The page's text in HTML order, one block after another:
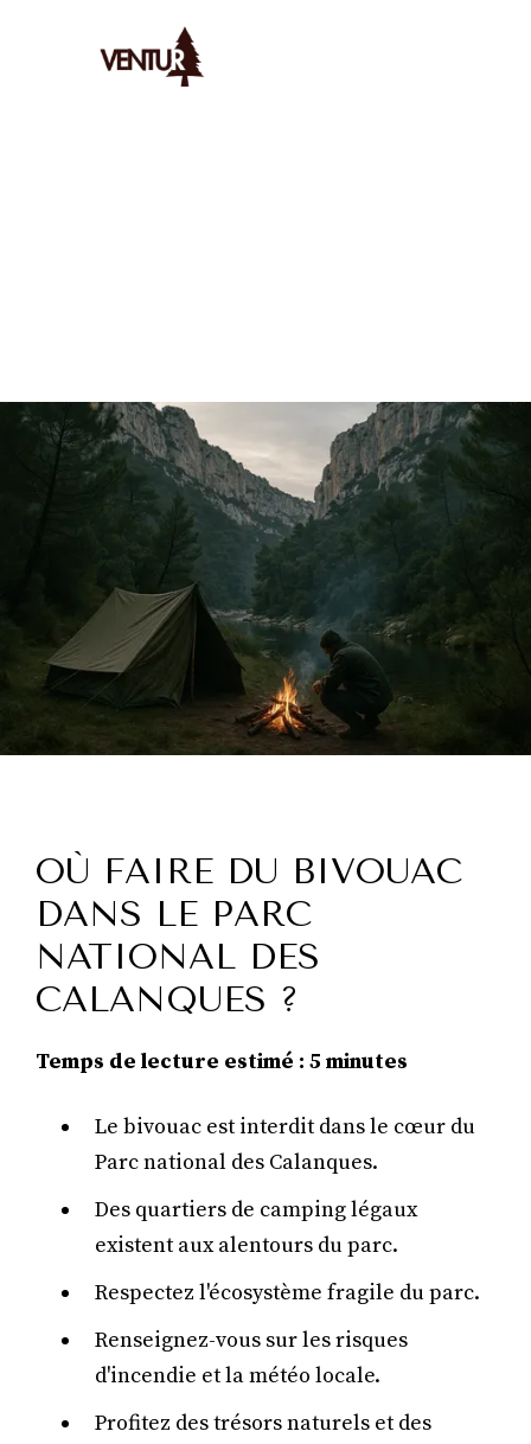
OÙ FAIRE DU BIVOUAC
DANS LE PARC
NATIONAL DES
CALANQUES ?
Temps de lecture estimé : 5 minutes
Le bivouac est interdit dans le cœur du
Parc national des Calanques.
Des quartiers de camping légaux
existent aux alentours du parc.
Respectez l'écosystème fragile du parc.
Renseignez-vous sur les risques
d'incendie et la météo locale.
Profitez des trésors naturels et des